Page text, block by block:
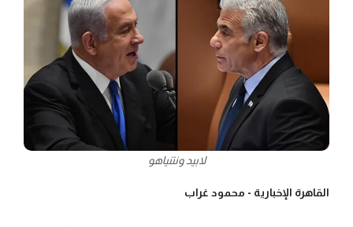
لابيد ونتنياهو
القاهرة الإخبارية - محمود غراب